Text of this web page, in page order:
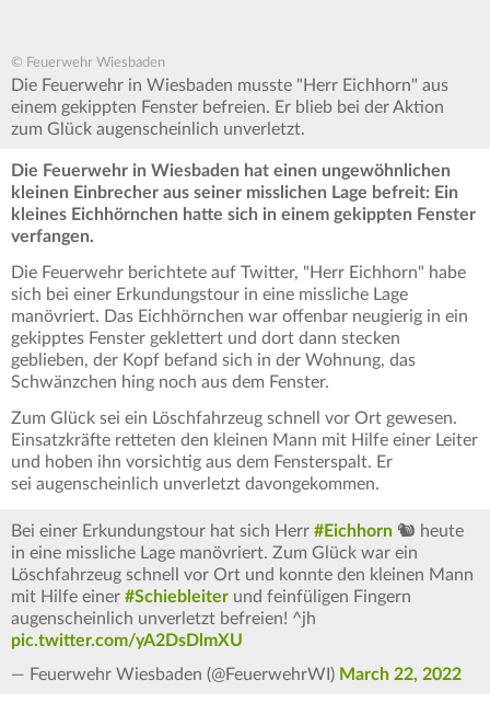
© Feuerwehr Wiesbaden
Die Feuerwehr in Wiesbaden musste "Herr Eichhorn" aus
einem gekippten Fenster befreien. Er blieb bei der Aktion
zum Glück augenscheinlich unverletzt.
Die Feuerwehr in Wiesbaden hat einen ungewöhnlichen
kleinen Einbrecher aus seiner misslichen Lage befreit: Ein
kleines Eichhörnchen hatte sich in einem gekippten Fenster
verfangen.
Die Feuerwehr berichtete auf Twitter, "Herr Eichhorn" habe
sich bei einer Erkundungstour in eine missliche Lage
manövriert. Das Eichhörnchen war offenbar neugierig in ein
gekipptes Fenster geklettert und dort dann stecken
geblieben, der Kopf befand sich in der Wohnung, das
Schwänzchen hing noch aus dem Fenster.
Zum Glück sei ein Löschfahrzeug schnell vor Ort gewesen.
Einsatzkräfte retteten den kleinen Mann mit Hilfe einer Leiter
und hoben ihn vorsichtig aus dem Fensterspalt. Er
sei augenscheinlich unverletzt davongekommen.
Bei einer Erkundungstour hat sich Herr #Eichhorn 🐿 heute
in eine missliche Lage manövriert. Zum Glück war ein
Löschfahrzeug schnell vor Ort und konnte den kleinen Mann
mit Hilfe einer #Schiebleiter und feinfüligen Fingern
augenscheinlich unverletzt befreien! ^jh
pic.twitter.com/yA2DsDlmXU
— Feuerwehr Wiesbaden (@FeuerwehrWI) March 22, 2022